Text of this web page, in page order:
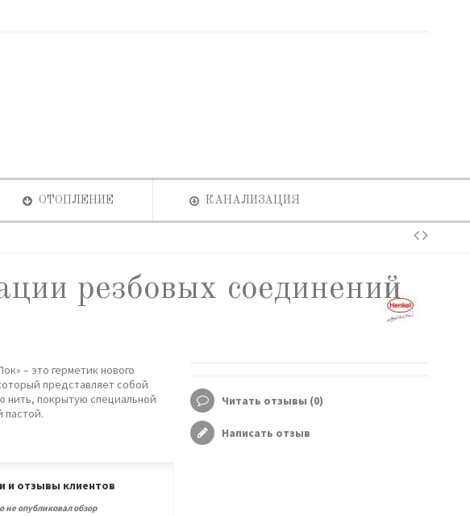
ОТОПЛЕНИЕ КАНАЛИЗАЦИЯ
резбовых соединений
– это герметик нового
представляет собой
нить, покрытую специальной
пастой.
и отзывы клиентов
не опубликовал обзор
Читать отзывы (0)
Написать отзыв